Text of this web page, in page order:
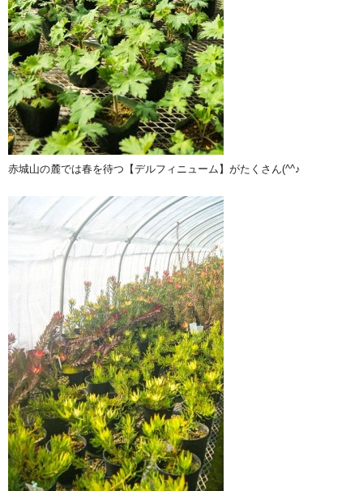
赤城山の麓では春を待つ【デルフィニューム】がたくさん(^^♪